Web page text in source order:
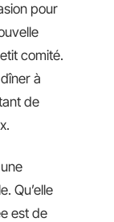
pour
comité.
à
de
Qu’elle
est de